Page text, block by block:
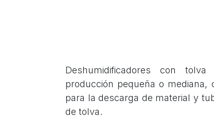
Deshumidificadores con
producción pequeña o mediana,
para la descarga de material y
de tolva.